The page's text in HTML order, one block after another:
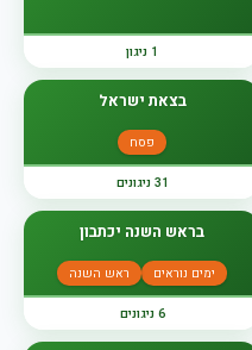
1 ניגון
בצאת ישראל
פסח
31 ניגונים
בראש השנה יכתבון
ימים נוראים ראש השנה
6 ניגונים